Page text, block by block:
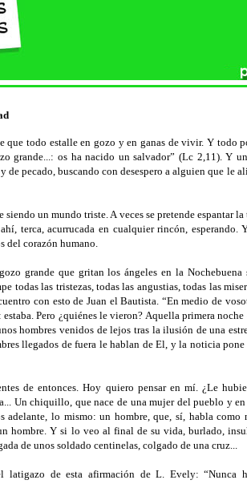
que todo estalle en gozo y en ganas de vivir. Y todo
grande...: os ha nacido un salvador” (Lc 2,11). Y
de pecado, buscando con desespero a alguien que le
siendo un mundo triste. A veces se pretende espantar
terca, acurrucada en cualquier rincón, esperando.
del corazón humano.
grande que gritan los ángeles en la Nochebuena
todas las tristezas, todas las angustias, todas las
con esto de Juan el Bautista. “En medio de
Pero ¿quiénes le vieron? Aquella primera
hombres venidos de lejos tras la ilusión de una
llegados de fuera le hablan de El, y la noticia
de entonces. Hoy quiero pensar en mí. ¿Le
Un chiquillo, que nace de una mujer del pueblo y
lo mismo: un hombre, que, sí, habla como
hombre. Y si lo veo al final de su vida, burlado,
de unos soldado centinelas, colgado de una cruz...
latigazo de esta afirmación de L. Evely: “Nunca